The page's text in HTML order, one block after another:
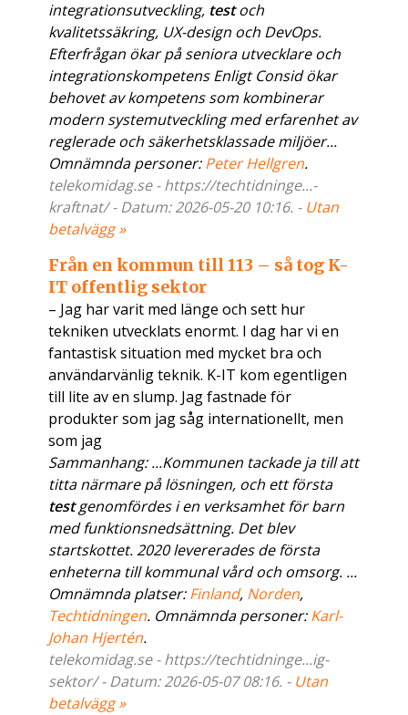
integrationsutveckling, testoch
kvalitetssäkring, UX-design och DevOps.
Efterfrågan ökar på seniora utvecklare och
integrationskompetens Enligt Consid ökar
behovet av kompetens som kombinerar
modern systemutveckling med erfarenhet av
reglerade och säkerhetsklassade miljöer...
Omnämnda personer:Peter Hellgren.
telekomidag.se - https://techtidninge...-
kraftnat/ - Datum: 2026-05-20 10:16. - Utan
betalvägg »
Från en kommun till 113 – så tog K-
IT offentlig sektor
– Jag har varit med länge och sett hur
tekniken utvecklats enormt. I dag har vi en
fantastisk situation med mycket bra och
användarvänlig teknik. K-IT kom egentligen
till lite av en slump. Jag fastnade för
produkter som jag såg internationellt, men
som jag
Sammanhang: ...Kommunen tackade ja till att
titta närmare på lösningen, och ett första
testgenomfördes i en verksamhet för barn
med funktionsnedsättning. Det blev
startskottet. 2020 levererades de första
enheterna till kommunal vård och omsorg. ...
Omnämnda platser:Finland, Norden,
Techtidningen. Omnämnda personer:Karl-
Johan Hjertén.
telekomidag.se - https://techtidninge...ig-
sektor/ - Datum: 2026-05-07 08:16. - Utan
betalvägg »